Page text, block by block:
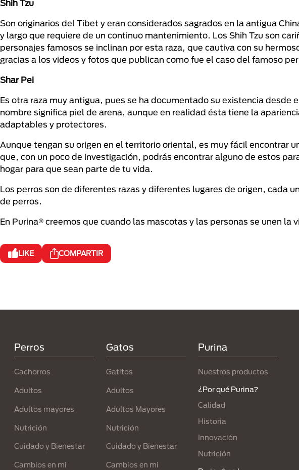
Shih Tzu
Son originarios del Tíbet y eran considerados sagrados en la antigua
y largo que requiere de un continuo mantenimiento. Los Shih Tzu son
personajes famosos se inclinan por esta raza, que cautiva con su
gracias a los videos y fotos que publican como fue el caso del famoso
Shar Pei
Es otra raza muy antigua, pues se ha documentado su existencia
nombre significa piel de arena, aunque en realidad ésta tiene la
adaptables y protectores.
Aunque tengan su origen en el territorio oriental, es muy fácil encontrar
que, con un poco de investigación, podrás encontrar alguno de estos
hogar para que sean parte de tu vida.
Los perros son de diferentes razas y diferentes lugares de origen, cada
de perros.
En Purina® creemos que cuando las mascotas y las personas se unen la
LIKE COMPARTIR
Perros
Cachorros
Adultos
Adultos mayores
Nutrición
Cuidado y Bienestar
Cambios en mi
Gatos
Gatitos
Adultos
Adultos Mayores
Nutrición
Cuidado y Bienestar
Cambios en mi
Purina
Nuestros productos
¿Por qué Purina?
Calidad
Historia
Innovación
Nutrición